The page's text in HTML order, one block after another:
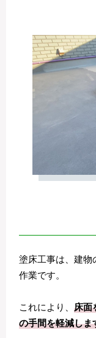
塗床工事は、建物
作業です。
これにより、床面
の手間を軽減しま